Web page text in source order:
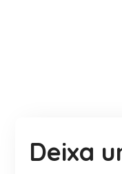
Deixa